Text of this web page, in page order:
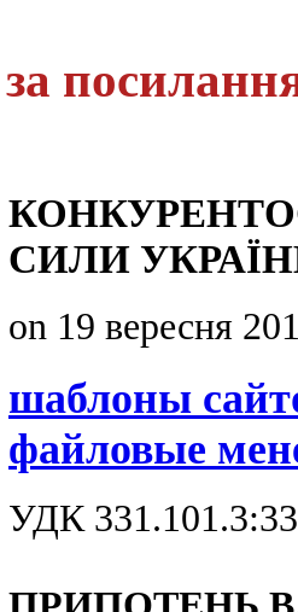
СИЛИ
on 19 вересня
шаблоны
файловые
УДК